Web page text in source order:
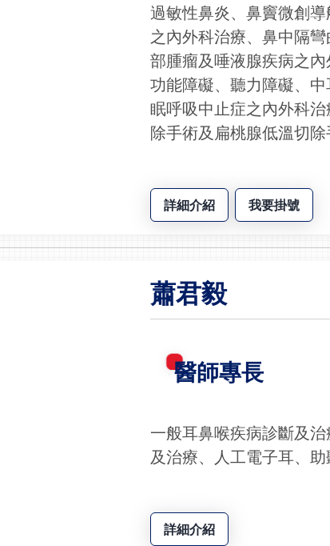
過敏性鼻炎、鼻竇微創
之內外科治療、鼻中隔
部腫瘤及唾液腺疾病之
功能障礙、聽力障礙、
眠呼吸中止症之內外科
除手術及扁桃腺低溫切除
詳細介紹 我要掛號
蕭君毅
醫師專長
一般耳鼻喉疾病診斷及
及治療、人工電子耳、助
詳細介紹